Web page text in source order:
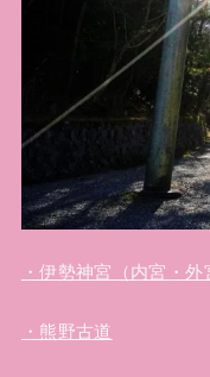
・伊勢神宮（内宮・
・熊野古道